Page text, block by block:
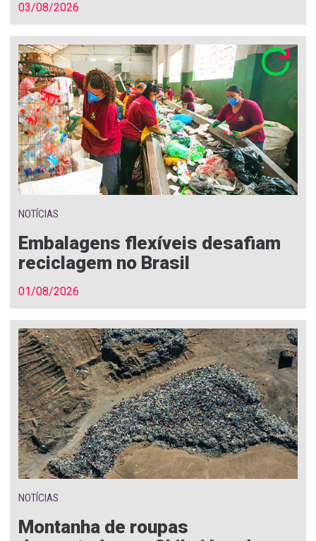
03/08/2026
NOTÍCIAS
Embalagens flexíveis desafiam
reciclagem no Brasil
01/08/2026
NOTÍCIAS
Montanha de roupas